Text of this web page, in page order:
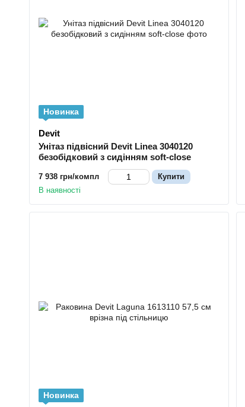
Новинка
Devit
Унітаз підвісний Devit Linea 3040120
безобідковий з сидінням soft-close
7 938 грн/компл
Купити
В наявності
Новинка